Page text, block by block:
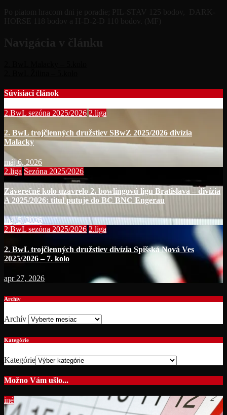
Po piatom hracom dni je poradie; PIL-STAV 125 bodov, DARK-
HORSE 118 bodov a H-D-2-D 110 bodov. (MF)
Navigácia v článku
Súvisiaci článok
2.BwL sezóna 2025/2026 2.liga
2. BwL trojčlenných družstiev SBwZ 2025/2026 divízia
Malacky
máj 6, 2026
2.liga Sezóna 2025/2026
Záverečné kolo uzavrelo 2. bowlingovú ligu Bratislava – divízia
A 2025/2026: titul putuje do BC BNC Engerau
máj 5, 2026
2.BwL sezóna 2025/2026 2.liga
2. BwL trojčlenných družstiev divízia Spišská Nová Ves
2025/2026 – 7. kolo
apr 27, 2026
Archív
Archív
Kategórie
Kategórie
Možno Vám ušlo...
iné